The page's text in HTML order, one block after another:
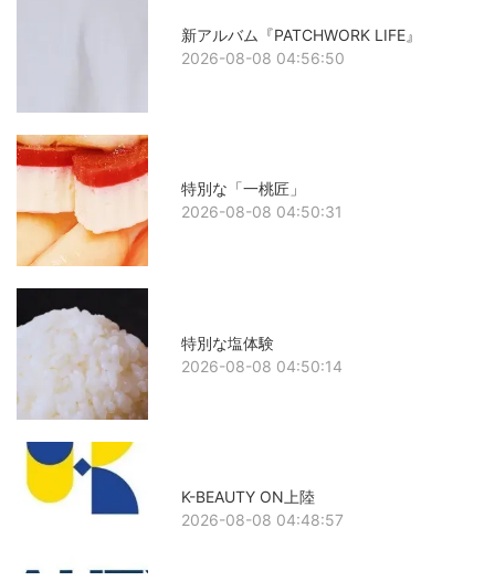
新アルバム『PATCHWORK LIFE』
2026-08-08 04:56:50
特別な「一桃匠」
2026-08-08 04:50:31
特別な塩体験
2026-08-08 04:50:14
K-BEAUTY ON上陸
2026-08-08 04:48:57